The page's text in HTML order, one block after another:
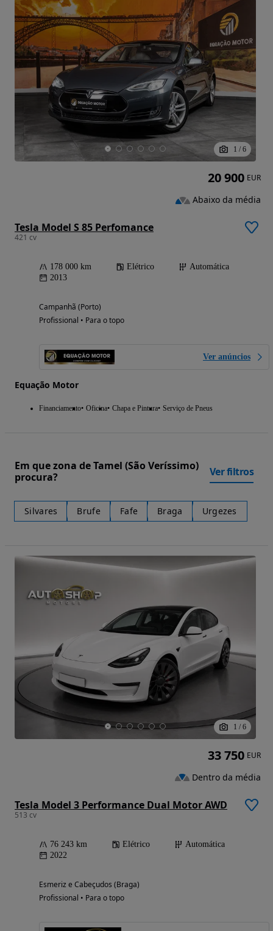
1 / 6
Tesla Model S 85 Perfomance
421 cv
178 000 km Elétrico
Automática
2013
Campanhã (Porto)
Profissional • Para o topo
Ver anúncios
Equação Motor
Financiamento Oficina Chapa e Pintura Serviço de Pneus
20 900 EUR
Abaixo da média
Em que zona de Tamel (São Veríssimo)
procura?
Ver filtros
Silvares Brufe Fafe Braga Urgezes
1 / 6
Tesla Model 3 Performance Dual Motor AWD
513 cv
76 243 km Elétrico
Automática
2022
Esmeriz e Cabeçudos (Braga)
Profissional • Para o topo
33 750 EUR
Dentro da média